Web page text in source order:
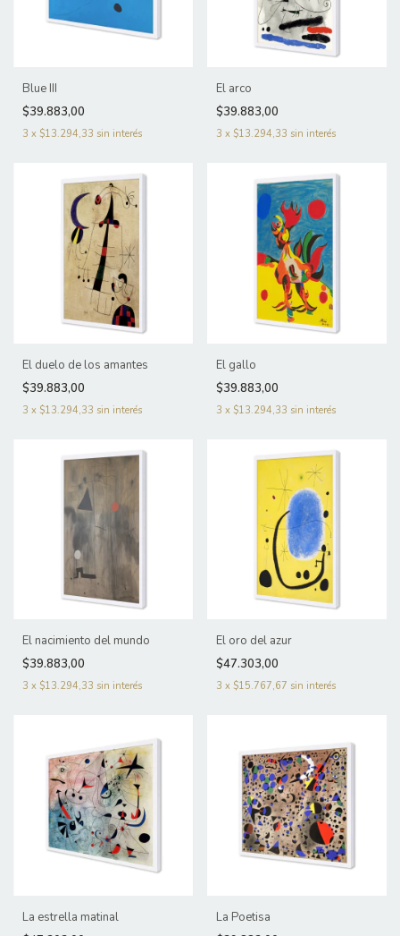
Blue III
$39.883,00
3 x $13.294,33 sin interés
El arco
$39.883,00
3 x $13.294,33 sin interés
El duelo de los amantes
$39.883,00
3 x $13.294,33 sin interés
El gallo
$39.883,00
3 x $13.294,33 sin interés
El nacimiento del mundo
$39.883,00
3 x $13.294,33 sin interés
El oro del azur
$47.303,00
3 x $15.767,67 sin interés
La estrella matinal
La Poetisa